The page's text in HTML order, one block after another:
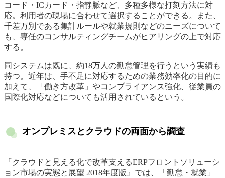
コード・ICカード・指静脈など、多種多様な打刻方法に対
応。利用者の現場に合わせて選択することができる。また、
千差万別である集計ルールや就業規則などのニーズについて
も、専任のコンサルティングチームがヒアリングの上で対応
する。
同システムは既に、約18万人の勤怠管理を行うという実績も
持つ。近年は、手不足に対応するための業務効率化の目的に
加えて、「働き方改革」やコンプライアンス強化、従業員の
国際化対応などについても活用されているという。
オンプレミスとクラウドの両面から調査
『クラウドと見える化で改革支えるERPフロントソリューシ
ョン市場の実態と展望 2018年度版』では、「勤怠・就業」